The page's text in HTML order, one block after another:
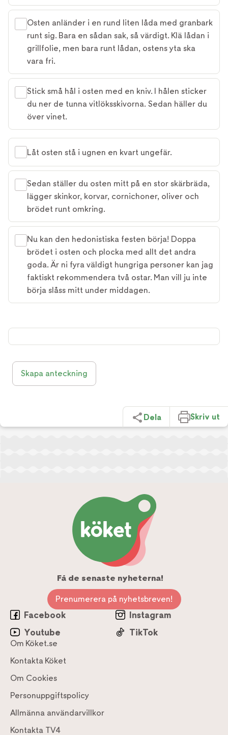
Osten anländer i en rund liten låda med granbark
runt sig. Bara en sådan sak, så värdigt. Klä lådan i
grillfolie, men bara runt lådan, ostens yta ska
vara fri.
Stick små hål i osten med en kniv. I hålen sticker
du ner de tunna vitlöksskivorna. Sedan häller du
över vinet.
Låt osten stå i ugnen en kvart ungefär.
Sedan ställer du osten mitt på en stor skärbräda,
lägger skinkor, korvar, cornichoner, oliver och
brödet runt omkring.
Nu kan den hedonistiska festen börja! Doppa
brödet i osten och plocka med allt det andra
goda. Är ni fyra väldigt hungriga personer kan jag
faktiskt rekommendera två ostar. Man vill ju inte
börja slåss mitt under middagen.
Skapa anteckning
Dela Skriv ut
Få de senaste nyheterna!
Prenumerera på nyhetsbreven!
Facebook
Instagram
Youtube
TikTok
Om Köket.se
Kontakta Köket
Om Cookies
Personuppgiftspolicy
Allmänna användarvillkor
Kontakta TV4